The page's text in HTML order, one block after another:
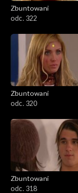
Zbuntowani
odc. 322
Zbuntowani
odc. 320
Zbuntowani
odc. 318